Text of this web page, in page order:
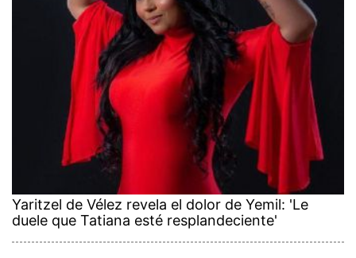
Yaritzel de Vélez revela el dolor de Yemil: 'Le
duele que Tatiana esté resplandeciente'